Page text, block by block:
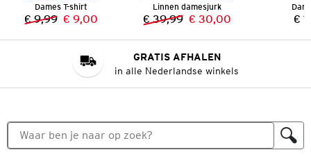
Dames T-shirt
Vorige prijs:
€ 9,99 Nieuwe prijs:
€ 9,00
Linnen damesjurk
Vorige prijs:
€ 39,99 Nieuwe prijs:
€ 30,00 €
GRATIS AFHALEN
in alle Nederlandse winkels